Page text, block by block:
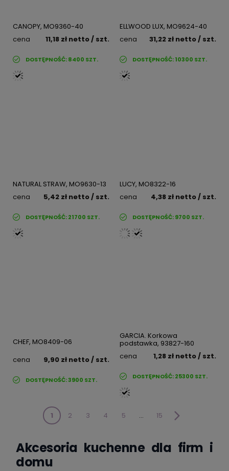
CANOPY, MO9360-40
cena
11,18 zł netto/ szt.
DOSTĘPNOŚĆ:8400 SZT.
ELLWOOD LUX, MO9624-40
cena
31,22 zł netto/ szt.
DOSTĘPNOŚĆ:10300 SZT.
NATURAL STRAW, MO9630-13
cena
5,42 zł netto/ szt.
DOSTĘPNOŚĆ:21700 SZT.
LUCY, MO8322-16
cena
4,38 zł netto/ szt.
DOSTĘPNOŚĆ:9700 SZT.
CHEF, MO8409-06
cena
9,90 zł netto/ szt.
DOSTĘPNOŚĆ:3900 SZT.
GARCIA. Korkowa
podstawka, 93827-160
cena
1,28 zł netto/ szt.
DOSTĘPNOŚĆ:25300 SZT.
1 2 3 4 5 ... 15
Akcesoria kuchenne dla firm i
domu